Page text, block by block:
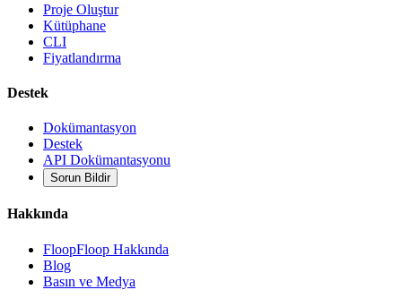
Proje Oluştur
Kütüphane
CLI
Fiyatlandırma
Destek
Dokümantasyon
Destek
API Dokümantasyonu
Sorun Bildir
Hakkında
FloopFloop Hakkında
Blog
Basın ve Medya